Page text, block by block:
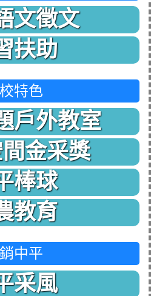
文徵文
扶助
特色
戶外教室
金采獎
棒球
教育
中平
采風